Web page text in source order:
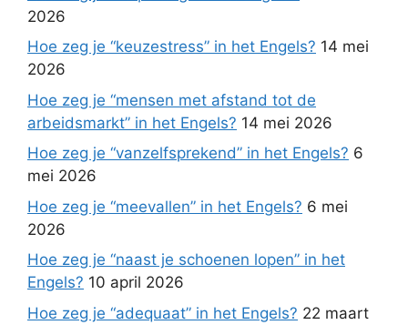
2026
Hoe zeg je “keuzestress” in het Engels? 14 mei
2026
Hoe zeg je “mensen met afstand tot de
arbeidsmarkt” in het Engels? 14 mei 2026
Hoe zeg je “vanzelfsprekend” in het Engels? 6
mei 2026
Hoe zeg je “meevallen” in het Engels? 6 mei
2026
Hoe zeg je “naast je schoenen lopen” in het
Engels? 10 april 2026
Hoe zeg je “adequaat” in het Engels? 22 maart